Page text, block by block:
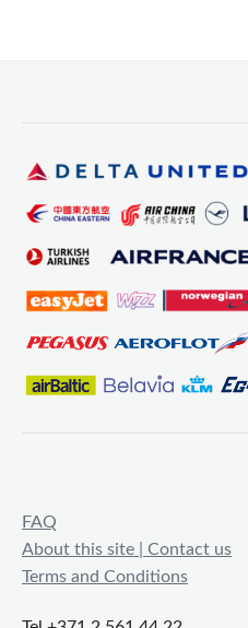
FAQ
About this site | Contact us
Terms and Conditions